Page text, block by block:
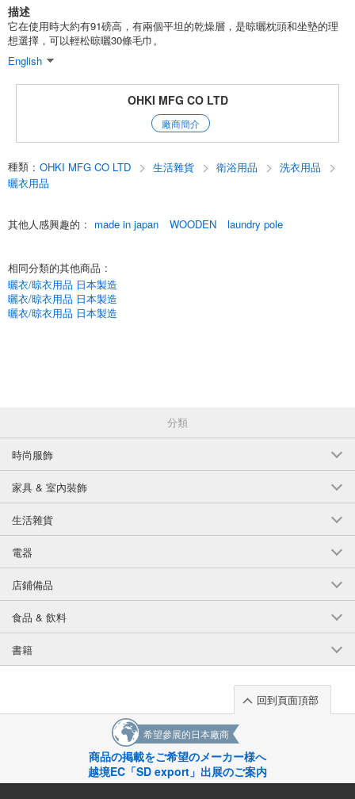
描述
它在使用時大約有91磅高，有兩個平坦的乾燥層，是晾曬枕頭和坐墊的理
想選擇，可以輕松晾曬30條毛巾。
English
OHKI MFG CO LTD
廠商簡介
種類 : OHKI MFG CO LTD 生活雜貨 衛浴用品
洗衣用品
曬衣用品
其他人感興趣的 : made in japan WOODEN laundry pole
相同分類的其他商品 :
曬衣/晾衣用品 日本製造
曬衣/晾衣用品 日本製造
曬衣/晾衣用品 日本製造
分類
時尚服飾
家具 & 室內裝飾
生活雜貨
電器
店鋪備品
食品 & 飲料
書籍
回到頁面頂部
希望參展的日本廠商
商品の掲載をご希望のメーカー様へ
越境EC「SD export」出展のご案内